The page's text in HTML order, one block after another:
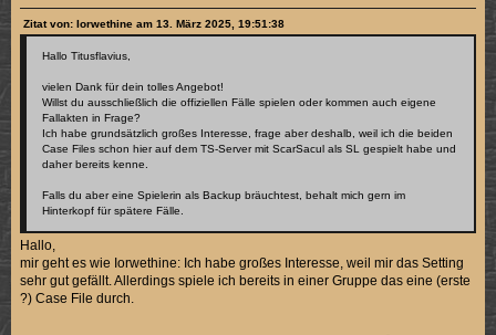
Zitat von: Iorwethine am 13. März 2025, 19:51:38
Hallo Titusflavius,
vielen Dank für dein tolles Angebot!
Willst du ausschließlich die offiziellen Fälle spielen oder kommen auch eigene
Fallakten in Frage?
Ich habe grundsätzlich großes Interesse, frage aber deshalb, weil ich die beiden
Case Files schon hier auf dem TS-Server mit ScarSacul als SL gespielt habe und
daher bereits kenne.
Falls du aber eine Spielerin als Backup bräuchtest, behalt mich gern im
Hinterkopf für spätere Fälle.
Hallo,
mir geht es wie Iorwethine: Ich habe großes Interesse, weil mir das Setting
sehr gut gefällt. Allerdings spiele ich bereits in einer Gruppe das eine (erste
?) Case File durch.